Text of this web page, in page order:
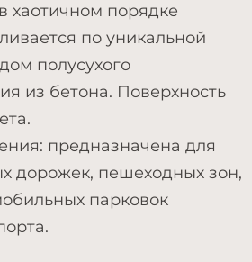
хаотичном порядке
по уникальной
полусухого
из бетона. Поверхность
предназначена для
дорожек, пешеходных зон,
парковок